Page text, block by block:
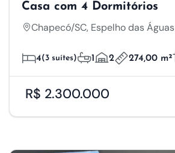
Casa com 4 Dormitórios
Chapecó/SC, Espelho das Águas
4(3 suítes) 1 2 274,00 m²
R$ 2.300.000